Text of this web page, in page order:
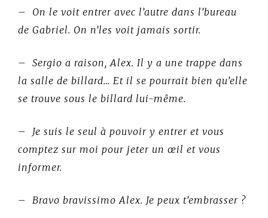
– On le voit entrer avec l’autre dans l’bureau
de Gabriel. On n’les voit jamais sortir.
– Sergio a raison, Alex. Il y a une trappe dans
la salle de billard… Et il se pourrait bien qu’elle
se trouve sous le billard lui-même.
– Je suis le seul à pouvoir y entrer et vous
comptez sur moi pour jeter un œil et vous
informer.
– Bravo bravissimo Alex. Je peux t’embrasser ?